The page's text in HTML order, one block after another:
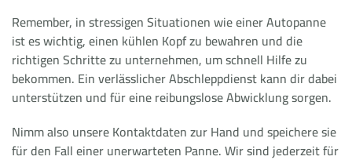
Remember, in stressigen Situationen wie einer Autopanne
ist es wichtig, einen kühlen Kopf zu bewahren und die
richtigen Schritte zu unternehmen, um schnell Hilfe zu
bekommen. Ein verlässlicher Abschleppdienst kann dir dabei
unterstützen und für eine reibungslose Abwicklung sorgen.
Nimm also unsere Kontaktdaten zur Hand und speichere sie
für den Fall einer unerwarteten Panne. Wir sind jederzeit für